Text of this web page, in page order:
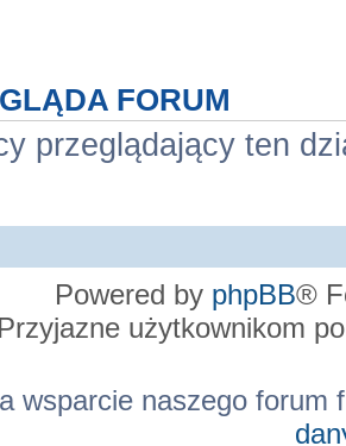
FORUM
przeglądający ten
Powered by phpBB®
Przyjazne użytkownikom
wsparcie naszego